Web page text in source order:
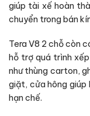
giúp tài xế hoàn
chuyển trong bán
Tera V8 2 chỗ còn
hỗ trợ quá trình
như thùng carton,
giặt, cửa hông giúp
hạn chế.